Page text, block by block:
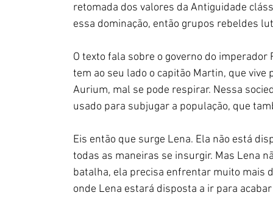
retomada dos valores da Antiguidade
essa dominação, então grupos rebeldes
O texto fala sobre o governo do
tem ao seu lado o capitão Martin, que
Aurium, mal se pode respirar. Nessa
usado para subjugar a população, que
Eis então que surge Lena. Ela não está
todas as maneiras se insurgir. Mas Lena
batalha, ela precisa enfrentar muito mais
onde Lena estará disposta a ir para